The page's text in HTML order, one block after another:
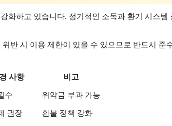
화하고 있습니다. 정기적인 소독과 환기 시스템
반 시 이용 제한이 있을 수 있으므로 반드시 준
사항 비고
수 위약금 부과 가능
권장 환불 정책 강화